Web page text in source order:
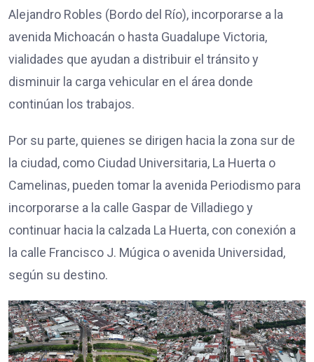
Alejandro Robles (Bordo del Río), incorporarse a la
avenida Michoacán o hasta Guadalupe Victoria,
vialidades que ayudan a distribuir el tránsito y
disminuir la carga vehicular en el área donde
continúan los trabajos.
Por su parte, quienes se dirigen hacia la zona sur de
la ciudad, como Ciudad Universitaria, La Huerta o
Camelinas, pueden tomar la avenida Periodismo para
incorporarse a la calle Gaspar de Villadiego y
continuar hacia la calzada La Huerta, con conexión a
la calle Francisco J. Múgica o avenida Universidad,
según su destino.